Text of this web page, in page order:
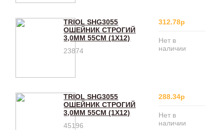
TRIOL SHG3055
ОШЕЙНИК СТРОГИЙ
3,0ММ 55СМ (1Х12)
23874
312.78р
Нет в
наличии
TRIOL SHG3055
ОШЕЙНИК СТРОГИЙ
3,0ММ 55СМ (1Х12)
45196
288.34р
Нет в
наличии